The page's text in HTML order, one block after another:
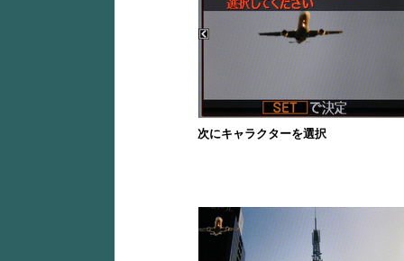
次にキャラクターを選択